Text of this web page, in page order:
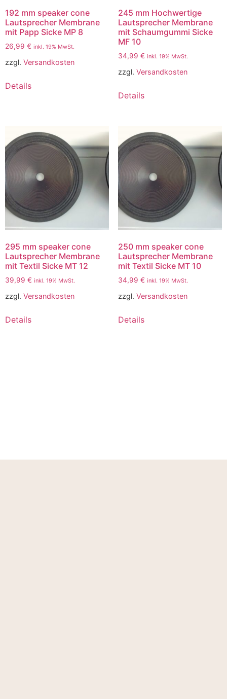
192 mm speaker cone
Lautsprecher Membrane
mit Papp Sicke MP 8
26,99 € inkl. 19% MwSt.
zzgl. Versandkosten
Details
245 mm Hochwertige
Lautsprecher Membrane
mit Schaumgummi Sicke
MF 10
34,99 € inkl. 19% MwSt.
zzgl. Versandkosten
Details
295 mm speaker cone
Lautsprecher Membrane
mit Textil Sicke MT 12
39,99 € inkl. 19% MwSt.
zzgl. Versandkosten
Details
250 mm speaker cone
Lautsprecher Membrane
mit Textil Sicke MT 10
34,99 € inkl. 19% MwSt.
zzgl. Versandkosten
Details